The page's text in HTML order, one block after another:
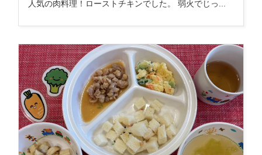
人気の肉料理！ローストチキンでした。 弱火でじっ...